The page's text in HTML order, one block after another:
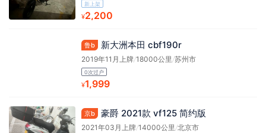
新上架
¥2,200
鲁b 新大洲本田 cbf190r
2019年11月上牌/18000公里/苏州市
0次过户
¥1,999
京b 豪爵 2021款 vf125 简约版
2021年03月上牌/14000公里 /北京市